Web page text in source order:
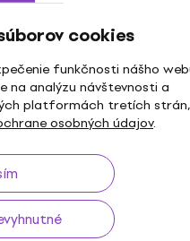
cookies
funkčnosti nášho
na analýzu návštevnosti a
platformách tretích strán,
osobných údajov.